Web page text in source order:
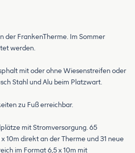
der FrankenTherme. Im Sommer
werden.
mit oder ohne Wiesenstreifen oder
Stahl und Alu beim Platzwart.
zu Fuß erreichbar.
mit Stromversorgung. 65
10m direkt an der Therme und 31 neue
im Format 6,5 x 10m mit